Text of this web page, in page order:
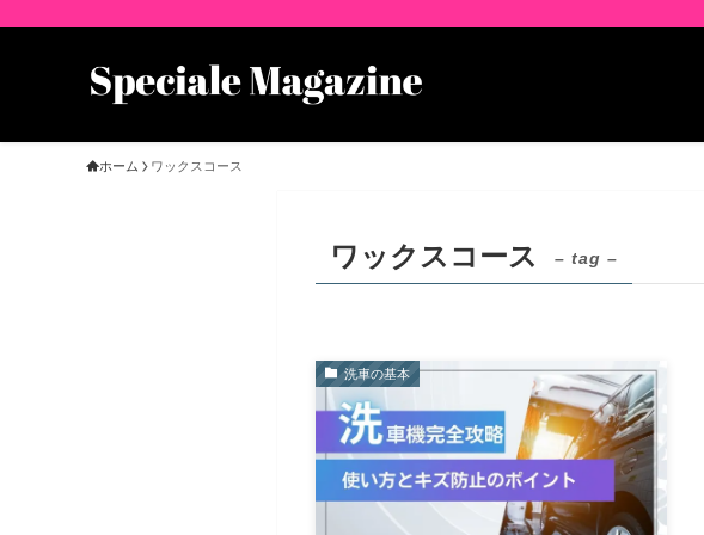
ホーム ワックスコース
ワックスコース – tag –
洗車の基本